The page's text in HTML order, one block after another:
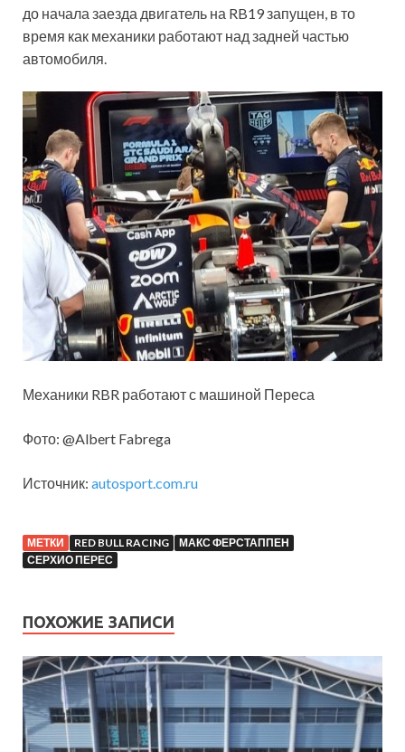
до начала заезда двигатель на RB19 запущен, в то
время как механики работают над задней частью
автомобиля.
Механики RBR работают с машиной Переса
Фото: @Albert Fabrega
Источник: autosport.com.ru
МЕТКИ RED BULL RACING
МАКС ФЕРСТАППЕН
СЕРХИО ПЕРЕС
ПОХОЖИЕ ЗАПИСИ